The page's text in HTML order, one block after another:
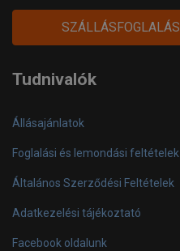
facebook-
official
instagramyoutube-
play
SZÁLLÁSFOGLALÁS
Tudnivalók
Állásajánlatok
Foglalási és lemondási feltételek
Általános Szerződési Feltételek
Adatkezelési tájékoztató
Facebook oldalunk